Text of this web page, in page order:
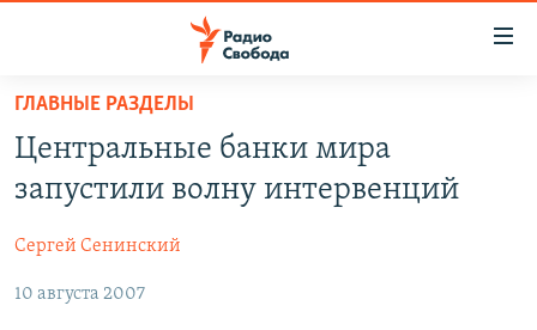
упрощенного
доступа
основному
Вернутся
ПОДКАСТЫ
АВТОРСКИЕ ПРОЕКТЫ
ЦИТАТЫ СВОБОДЫ
МНЕНИЯ
ГЛАВНЫЕ РАЗДЕЛЫ
Центральные банки мира
запустили волну интервенций
Сергей Сенинский
10 августа 2007